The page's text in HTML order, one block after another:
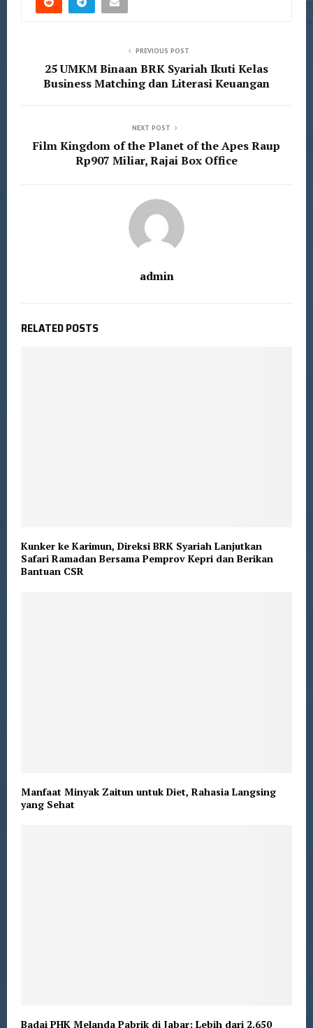
PREVIOUS POST
25 UMKM Binaan BRK Syariah Ikuti Kelas
Business Matching dan Literasi Keuangan
NEXT POST
Film Kingdom of the Planet of the Apes Raup
Rp907 Miliar, Rajai Box Office
admin
RELATED POSTS
Kunker ke Karimun, Direksi BRK Syariah Lanjutkan
Safari Ramadan Bersama Pemprov Kepri dan Berikan
Bantuan CSR
Manfaat Minyak Zaitun untuk Diet, Rahasia Langsing
yang Sehat
Badai PHK Melanda Pabrik di Jabar: Lebih dari 2.650